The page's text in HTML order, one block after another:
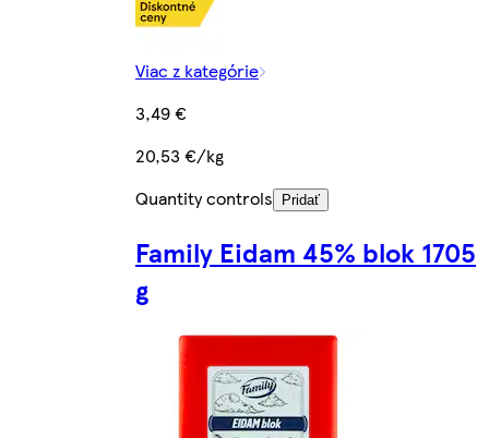
Viac z kategórie
3,49 €
20,53 €/kg
Quantity controls
Pridať
Family Eidam 45% blok 1705
g